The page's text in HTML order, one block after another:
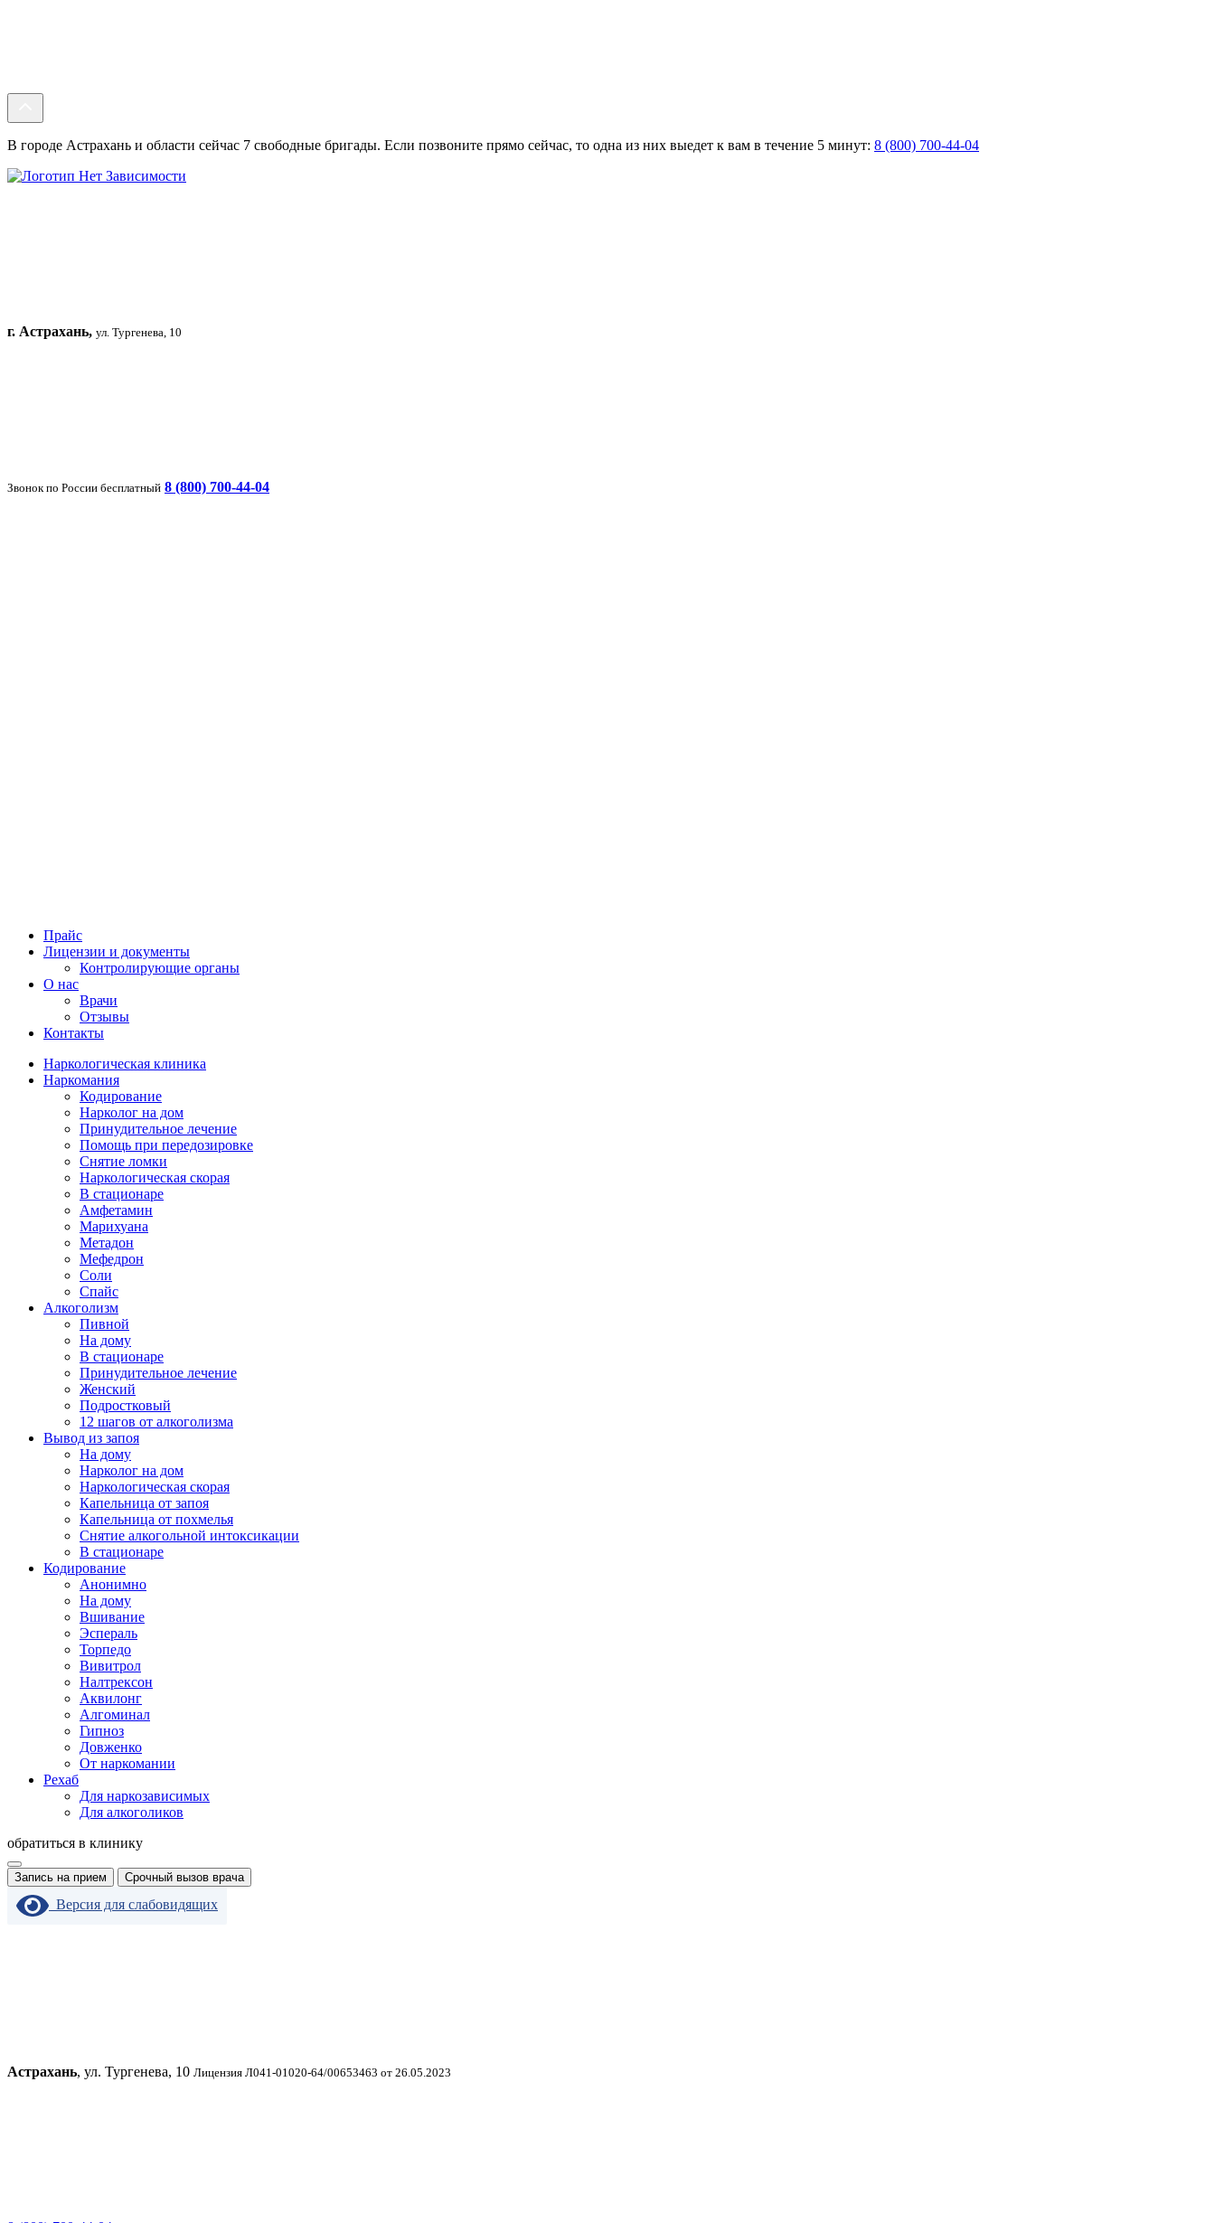
В городе Астрахань и области сейчас 7 свободные бригады. Если позвоните прямо сейчас, то одна из них выедет к вам в течение 5 минут: 8 (800) 700-44-04
г. Астрахань, ул. Тургенева, 10
Звонок по России бесплатный 8 (800) 700-44-04
Прайс
Лицензии и документы
Контролирующие органы
О нас
Врачи
Отзывы
Контакты
Наркологическая клиника
Наркомания
Кодирование
Нарколог на дом
Принудительное лечение
Помощь при передозировке
Снятие ломки
Наркологическая скорая
В стационаре
Амфетамин
Марихуана
Метадон
Мефедрон
Соли
Спайс
Алкоголизм
Пивной
На дому
В стационаре
Принудительное лечение
Женский
Подростковый
12 шагов от алкоголизма
Вывод из запоя
На дому
Нарколог на дом
Наркологическая скорая
Капельница от запоя
Капельница от похмелья
Снятие алкогольной интоксикации
В стационаре
Кодирование
Анонимно
На дому
Вшивание
Эспераль
Торпедо
Вивитрол
Налтрексон
Аквилонг
Алгоминал
Гипноз
Довженко
От наркомании
Рехаб
Для наркозависимых
Для алкоголиков
обратиться в клинику
Запись на прием Срочный вызов врача
Версия для слабовидящих
Астрахань, ул. Тургенева, 10 Лицензия Л041-01020-64/00653463 от 26.05.2023